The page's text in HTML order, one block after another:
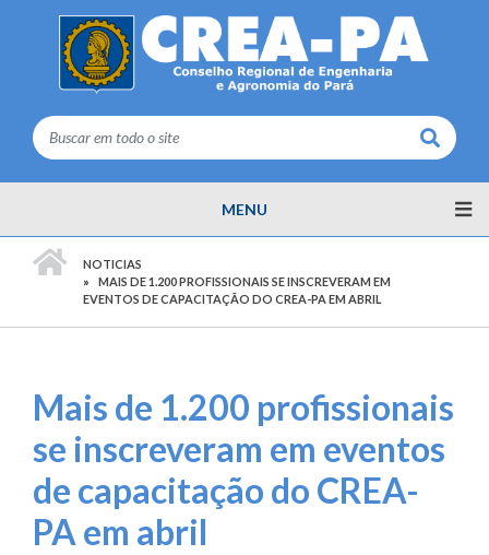
Buscar
MENU
NOTICIAS
MAIS DE 1.200 PROFISSIONAIS SE INSCREVERAM EM
EVENTOS DE CAPACITAÇÃO DO CREA-PA EM ABRIL
Mais de 1.200 profissionais
se inscreveram em eventos
de capacitação do CREA-
PA em abril